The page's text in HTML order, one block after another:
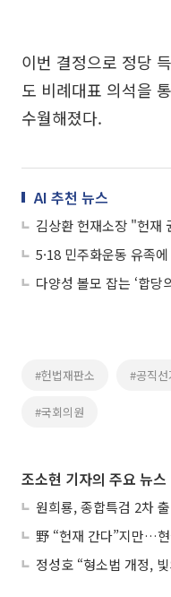
이번 결정으로 정당
도 비례대표 의석을
수월해졌다.
AI 추천 뉴스
다양성 볼모 잡는 ‘합당
#헌법재판소 #공직선
#국회의원
조소현 기자의 주요 뉴스
원희룡, 종합특검 2차
野 “헌재 간다”지만…